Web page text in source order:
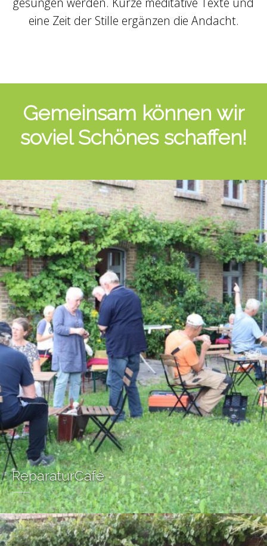
eine Zeit der Stille ergänzen die Andacht.
Gemeinsam können wir
soviel Schönes schaffen!
ReparaturCafé